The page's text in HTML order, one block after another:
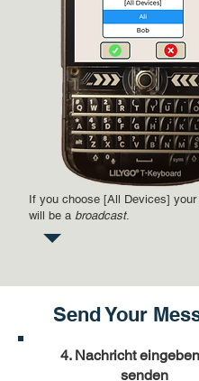
If you choose [All Devices]
will be a broadcast.
Send Your
4. Nachricht
senden